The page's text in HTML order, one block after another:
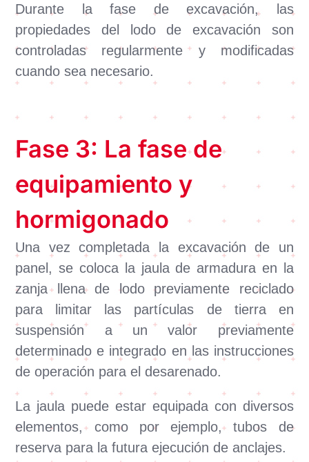
Durante la fase de excavación, las
propiedades del lodo de excavación son
controladas regularmente y modificadas
cuando sea necesario.
Fase 3: La fase de
equipamiento y
hormigonado
Una vez completada la excavación de un
panel, se coloca la jaula de armadura en la
zanja llena de lodo previamente reciclado
para limitar las partículas de tierra en
suspensión a un valor previamente
determinado e integrado en las instrucciones
de operación para el desarenado.
La jaula puede estar equipada con diversos
elementos, como por ejemplo, tubos de
reserva para la futura ejecución de anclajes.